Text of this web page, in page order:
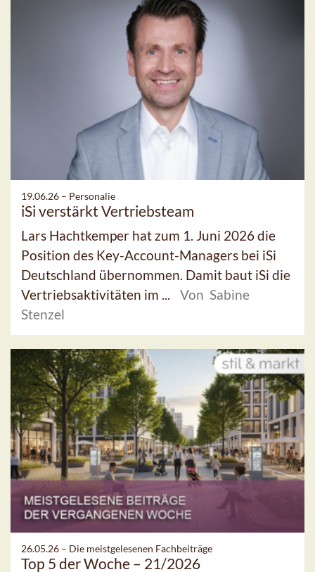
19.06.26 – Personalie
iSi verstärkt Vertriebsteam
Lars Hachtkemper hat zum 1. Juni 2026 die
Position des Key-Account-Managers bei iSi
Deutschland übernommen. Damit baut iSi die
Vertriebsaktivitäten im ...
Von Sabine
Stenzel
26.05.26 – Die meistgelesenen Fachbeiträge
Top 5 der Woche – 21/2026